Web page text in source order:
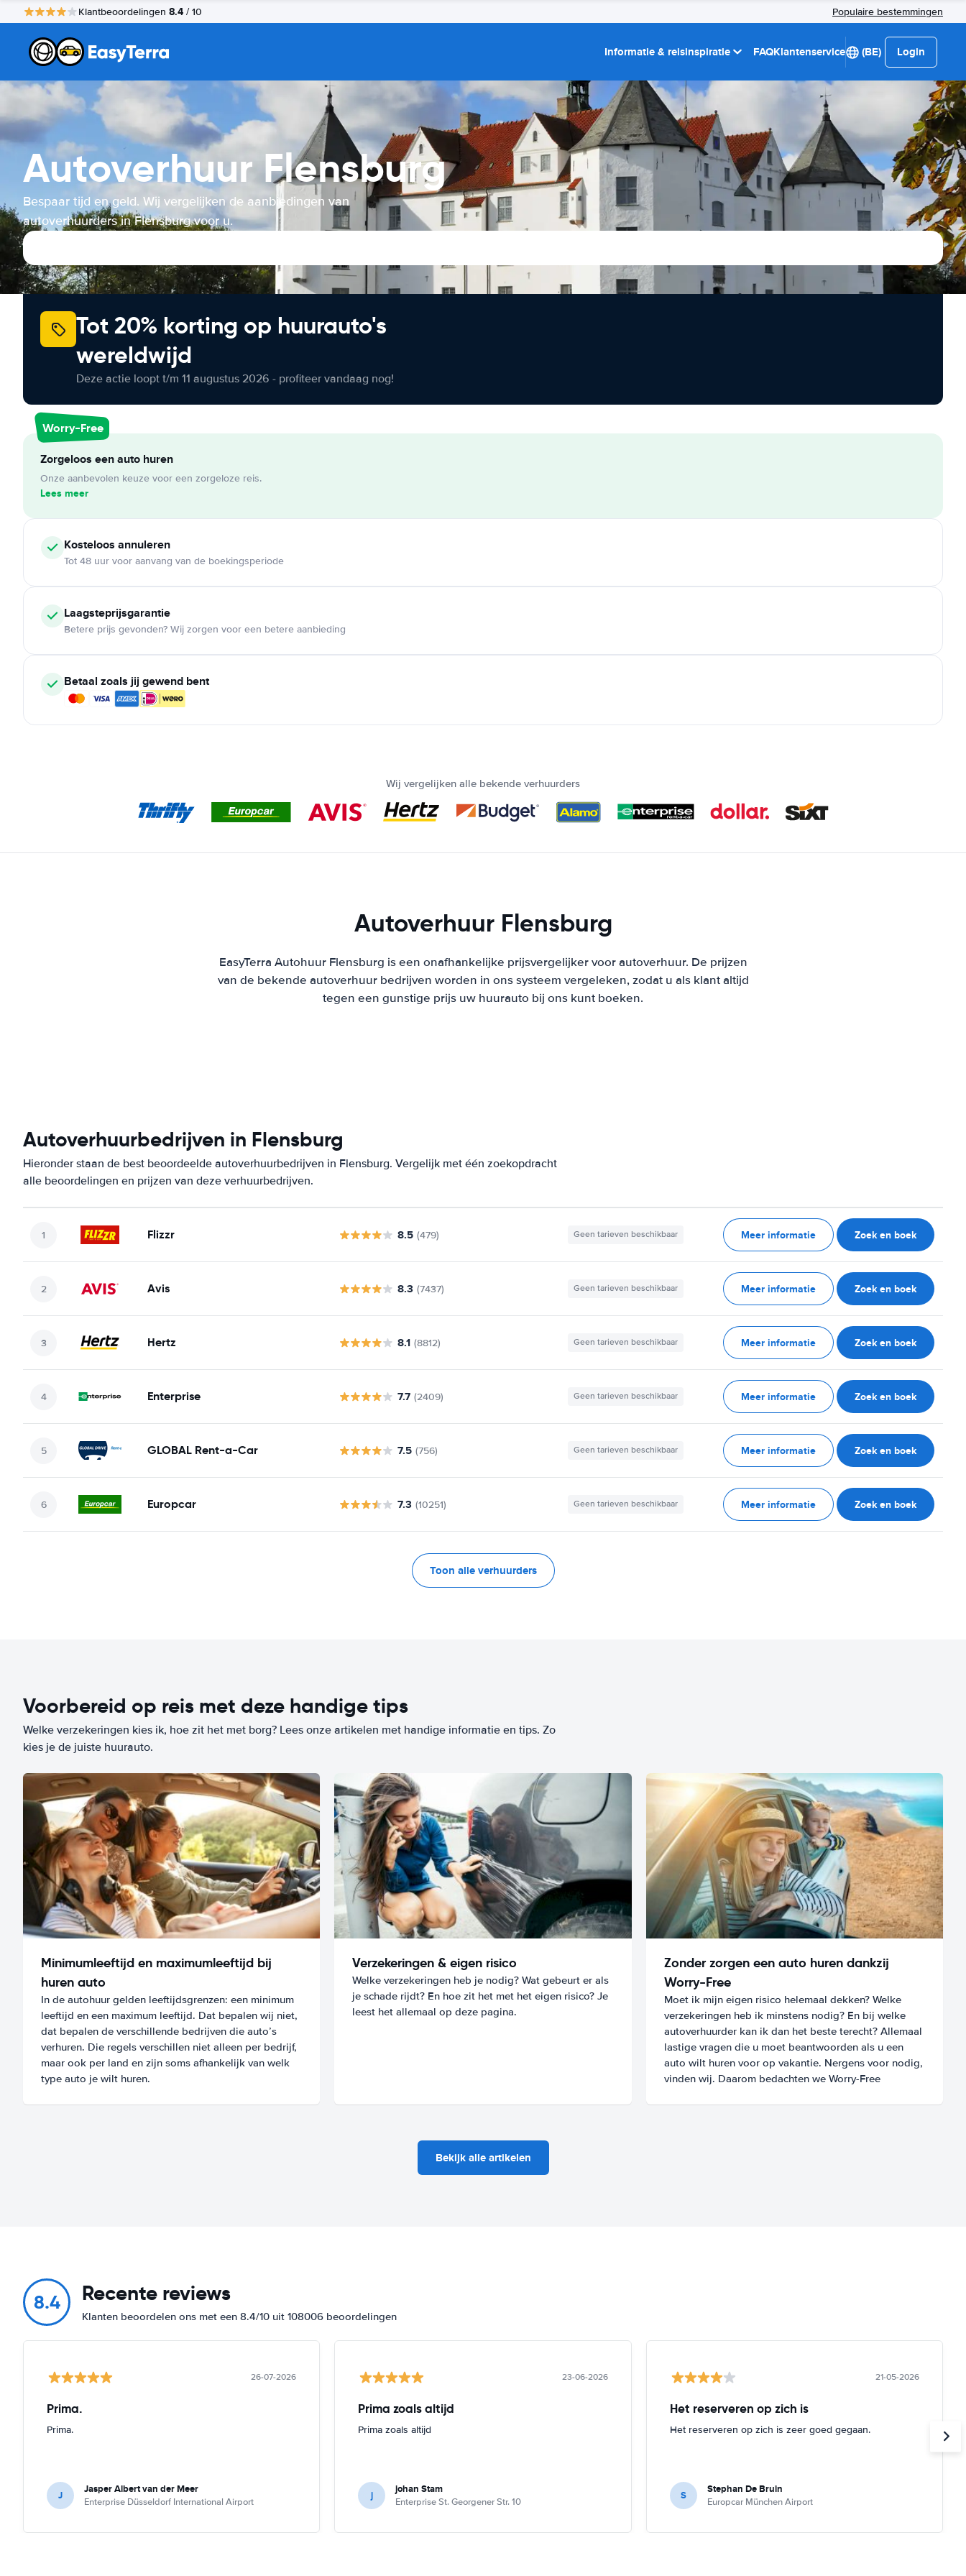
Klantbeoordelingen 8.4 / 10 Populaire bestemmingen
Informatie & reisinspiratie FAQKlantenservice (BE) Login
Autoverhuur Flensburg
Bespaar tijd en geld. Wij vergelijken de aanbiedingen van
autoverhuurders in Flensburg voor u.
Tot 20% korting op huurauto's
wereldwijd
Deze actie loopt t/m 11 augustus 2026 - profiteer vandaag nog!
Worry-Free
Zorgeloos een auto huren
Onze aanbevolen keuze voor een zorgeloze reis.
Lees meer
Kosteloos annuleren
Tot 48 uur voor aanvang van de boekingsperiode
Laagsteprijsgarantie
Betere prijs gevonden? Wij zorgen voor een betere aanbieding
Betaal zoals jij gewend bent
Wij vergelijken alle bekende verhuurders
Autoverhuur Flensburg
EasyTerra Autohuur Flensburg is een onafhankelijke prijsvergelijker voor autoverhuur. De prijzen
van de bekende autoverhuur bedrijven worden in ons systeem vergeleken, zodat u als klant altijd
tegen een gunstige prijs uw huurauto bij ons kunt boeken.
Autoverhuurbedrijven in Flensburg
Hieronder staan de best beoordeelde autoverhuurbedrijven in Flensburg. Vergelijk met één zoekopdracht
alle beoordelingen en prijzen van deze verhuurbedrijven.
Flizzr 8.5 (479) Geen tarieven beschikbaar Meer informatie Zoek en boek
Avis 8.3 (7437) Geen tarieven beschikbaar Meer informatie Zoek en boek
Hertz 8.1 (8812) Geen tarieven beschikbaar Meer informatie Zoek en boek
Enterprise 7.7 (2409) Geen tarieven beschikbaar Meer informatie Zoek en boek
GLOBAL Rent-a-Car 7.5 (756) Geen tarieven beschikbaar Meer informatie Zoek en boek
Europcar 7.3 (10251) Geen tarieven beschikbaar Meer informatie Zoek en boek
Toon alle verhuurders
Voorbereid op reis met deze handige tips
Welke verzekeringen kies ik, hoe zit het met borg? Lees onze artikelen met handige informatie en tips. Zo
kies je de juiste huurauto.
Minimumleeftijd en maximumleeftijd bij
huren auto
In de autohuur gelden leeftijdsgrenzen: een minimum
leeftijd en een maximum leeftijd. Dat bepalen wij niet,
dat bepalen de verschillende bedrijven die auto’s
verhuren. Die regels verschillen niet alleen per bedrijf,
maar ook per land en zijn soms afhankelijk van welk
type auto je wilt huren.
Verzekeringen & eigen risico
Welke verzekeringen heb je nodig? Wat gebeurt er als
je schade rijdt? En hoe zit het met het eigen risico? Je
leest het allemaal op deze pagina.
Zonder zorgen een auto huren dankzij
Worry-Free
Moet ik mijn eigen risico helemaal dekken? Welke
verzekeringen heb ik minstens nodig? En bij welke
autoverhuurder kan ik dan het beste terecht? Allemaal
lastige vragen die u moet beantwoorden als u een
auto wilt huren voor op vakantie. Nergens voor nodig,
vinden wij. Daarom bedachten we Worry-Free
Bekijk alle artikelen
8.4 Recente reviews
Klanten beoordelen ons met een 8.4/10 uit 108006 beoordelingen
26-07-2026
Prima.
Prima.
J Jasper Albert van der Meer
Enterprise Düsseldorf International Airport
23-06-2026
Prima zoals altijd
Prima zoals altijd
j johan Stam
Enterprise St. Georgener Str. 10
21-05-2026
Het reserveren op zich is
Het reserveren op zich is zeer goed gegaan.
S Stephan De Bruin
Europcar München Airport